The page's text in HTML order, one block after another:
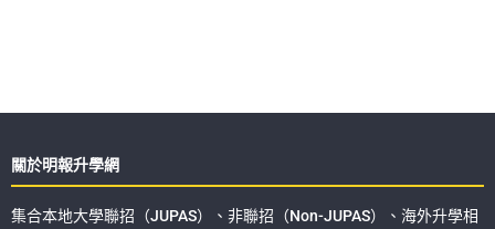
關於明報升學網
集合本地大學聯招（JUPAS）、非聯招（Non-JUPAS）、海外升學相